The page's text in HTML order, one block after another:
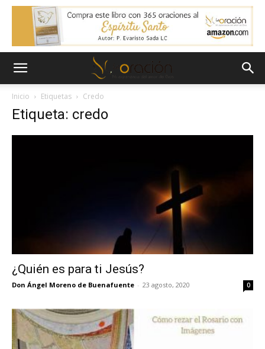
Inicio Etiquetas Credo
Etiqueta: credo
¿Quién es para ti Jesús?
Don Ángel Moreno de Buenafuente - 23 agosto, 2020 0